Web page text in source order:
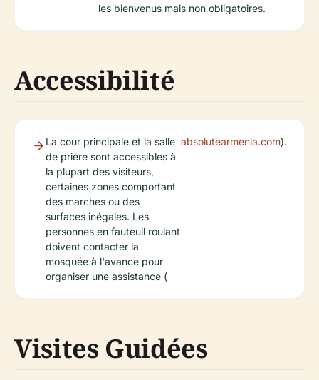
les bienvenus mais non obligatoires.
Accessibilité
La cour principale et la salle
de prière sont accessibles à
la plupart des visiteurs,
certaines zones comportant
des marches ou des
surfaces inégales. Les
personnes en fauteuil roulant
doivent contacter la
mosquée à l'avance pour
organiser une assistance (
absolutearmenia.com).
Visites Guidées